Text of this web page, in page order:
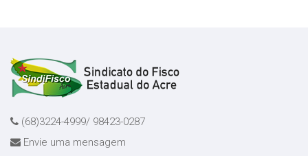
(68)3224-4999/ 98423-0287
Envie uma mensagem